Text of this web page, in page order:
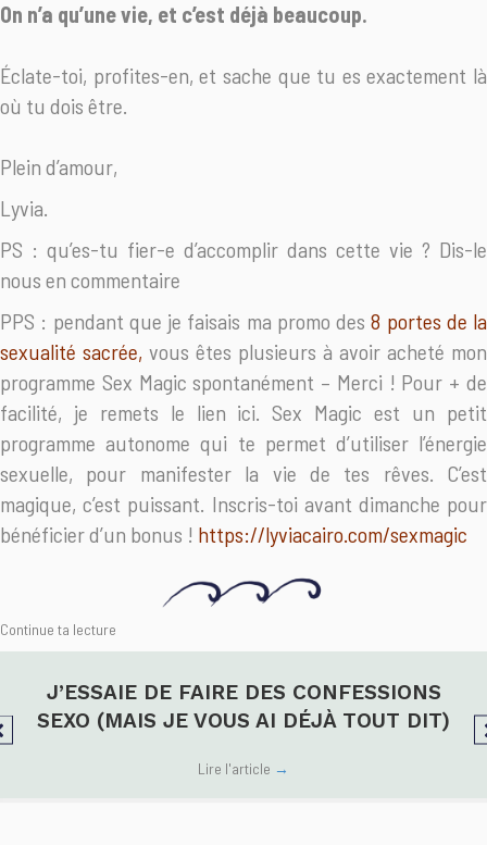
On n’a qu’une vie, et c’est déjà beaucoup.
Éclate-toi, profites-en, et sache que tu es exactement là
où tu dois être.
Plein d’amour,
Lyvia.
PS : qu’es-tu fier-e d’accomplir dans cette vie ? Dis-le
nous en commentaire
PPS : pendant que je faisais ma promo des8 portes de la
sexualité sacrée, vous êtes plusieurs à avoir acheté mon
programme Sex Magic spontanément – Merci ! Pour + de
facilité, je remets le lien ici. Sex Magic est un petit
programme autonome qui te permet d’utiliser l’énergie
sexuelle, pour manifester la vie de tes rêves. C’est
magique, c’est puissant. Inscris-toi avant dimanche pour
bénéficier d’un bonus ! https://lyviacairo.com/sexmagic
Continue ta lecture
J’ESSAIE DE FAIRE DES CONFESSIONS
SEXO (MAIS JE VOUS AI DÉJÀ TOUT DIT)
Lire l'article →